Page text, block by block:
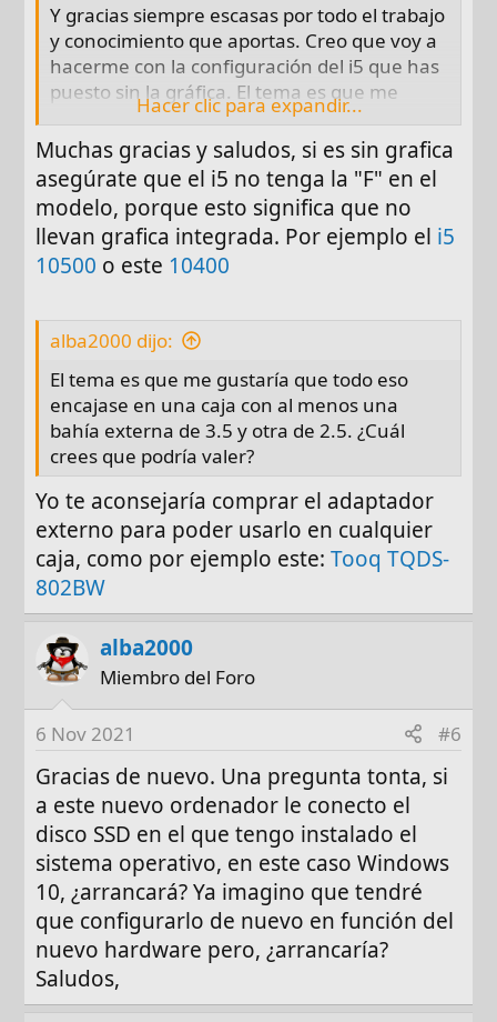
Y gracias siempre escasas por todo el trabajo
y conocimiento que aportas. Creo que voy a
hacerme con la configuración del i5 que has
puesto sin la gráfica. El tema es que me
gustaría que todo eso encajase en una caja
con al menos una bahía externa de 3.5 y
otra de 2.5. ¿Cuál crees que podría valer?
Saludos,
Hacer clic para expandir...
Muchas gracias y saludos, si es sin grafica
asegúrate que el i5 no tenga la "F" en el
modelo, porque esto significa que no
llevan grafica integrada. Por ejemplo el i5
10500 o este 10400
alba2000 dijo:
El tema es que me gustaría que todo eso
encajase en una caja con al menos una
bahía externa de 3.5 y otra de 2.5. ¿Cuál
crees que podría valer?
Yo te aconsejaría comprar el adaptador
externo para poder usarlo en cualquier
caja, como por ejemplo este:Tooq TQDS-
802BW
alba2000
Miembro del Foro
6 Nov 2021 #6
Gracias de nuevo. Una pregunta tonta, si
a este nuevo ordenador le conecto el
disco SSD en el que tengo instalado el
sistema operativo, en este caso Windows
10, ¿arrancará? Ya imagino que tendré
que configurarlo de nuevo en función del
nuevo hardware pero, ¿arrancaría?
Saludos,